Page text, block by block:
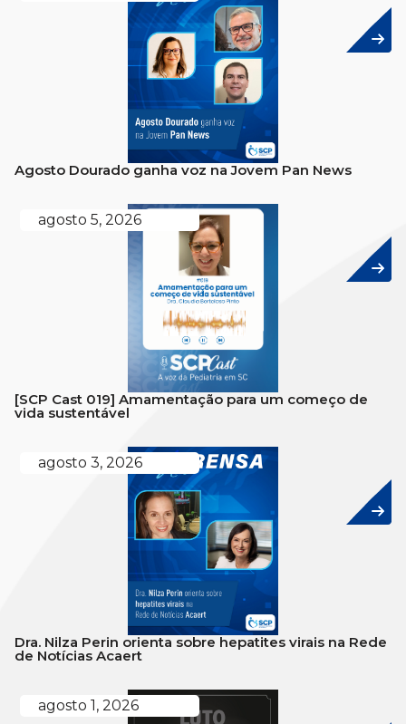
Agosto Dourado ganha voz na Jovem Pan News
agosto 5, 2026
[SCP Cast 019] Amamentação para um começo de
vida sustentável
agosto 3, 2026
Dra. Nilza Perin orienta sobre hepatites virais na Rede
de Notícias Acaert
agosto 1, 2026